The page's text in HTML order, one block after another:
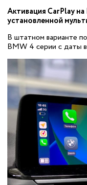
Активация CarPlay
установленной
В штатном варианте
BMW 4 серии с даты